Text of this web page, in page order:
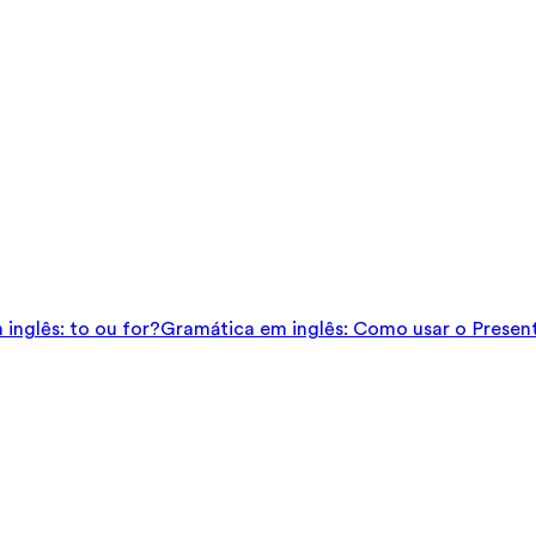
inglês: to ou for?Gramática em inglês: Como usar o